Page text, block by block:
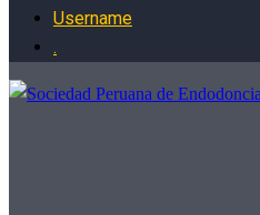
Username
.